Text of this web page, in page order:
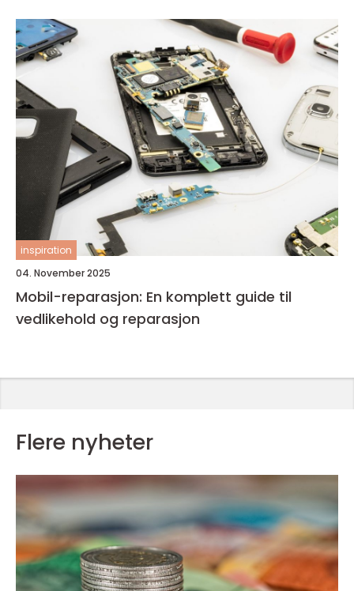
inspiration
04. November 2025
Mobil-reparasjon: En komplett guide til
vedlikehold og reparasjon
Flere nyheter